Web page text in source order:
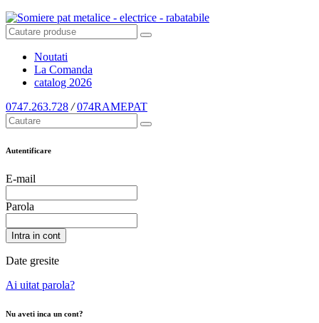
Noutati
La Comanda
catalog 2026
0747.263.728 / 074RAMEPAT
Autentificare
E-mail
Parola
Intra in cont
Date gresite
Ai uitat parola?
Nu aveti inca un cont?